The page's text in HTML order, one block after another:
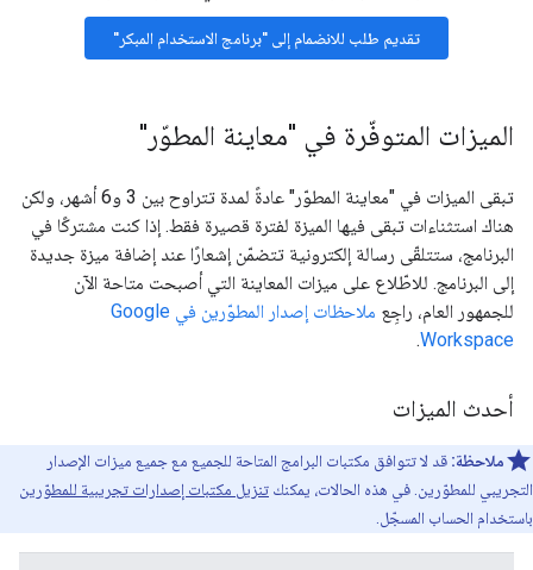
تقديم طلب للانضمام إلى "برنامج الاستخدام المبكر"
الميزات المتوفّرة في "معاينة المطوّر"
تبقى الميزات في "معاينة المطوّر" عادةً لمدة تتراوح بين 3 و6 أشهر، ولكن
هناك استثناءات تبقى فيها الميزة لفترة قصيرة فقط. إذا كنت مشتركًا في
البرنامج، ستتلقّى رسالة إلكترونية تتضمّن إشعارًا عند إضافة ميزة جديدة
إلى البرنامج. للاطّلاع على ميزات المعاينة التي أصبحت متاحة الآن
للجمهور العام، راجِع
ملاحظات إصدار المطوّرين في Google
Workspace
.
أحدث الميزات
ملاحظة: قد لا تتوافق مكتبات البرامج المتاحة للجميع مع جميع ميزات الإصدار
التجريبي للمطوّرين. في هذه الحالات، يمكنك تنزيل مكتبات إصدارات تجريبية للمطوّرين
باستخدام الحساب المسجّل.